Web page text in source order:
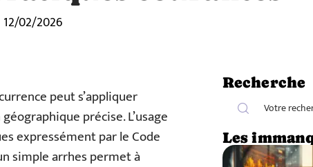
12/02/2026
peut s’appliquer
précise. L’usage
expressément par le Code
simple arrhes permet à
Recherche
Les